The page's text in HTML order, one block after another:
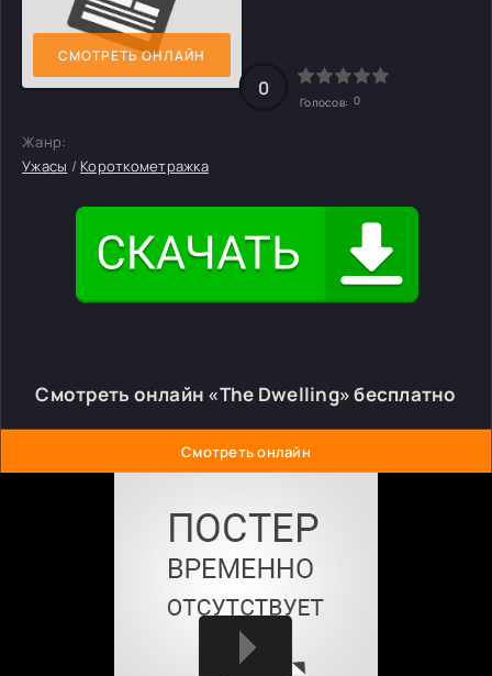
СМОТРЕТЬ ОНЛАЙН
0
Голосов: 0
Жанр:
Ужасы / Короткометражка
Смотреть онлайн «The Dwelling» бесплатно
Смотреть онлайн